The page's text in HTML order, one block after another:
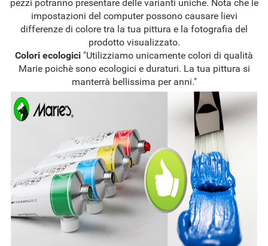
pezzi potranno presentare delle varianti uniche. Nota che le
impostazioni del computer possono causare lievi
differenze di colore tra la tua pittura e la fotografia del
prodotto visualizzato.
Colori ecologici "Utilizziamo unicamente colori di qualità
Marie poichè sono ecologici e duraturi. La tua pittura si
manterrà bellissima per anni."